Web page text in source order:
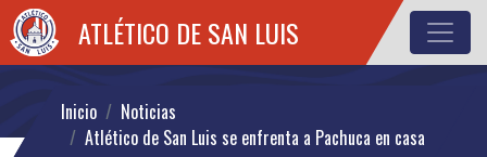
ATLÉTICO DE SAN LUIS
Inicio
Noticias
Atlético de San Luis se enfrenta a Pachuca en casa